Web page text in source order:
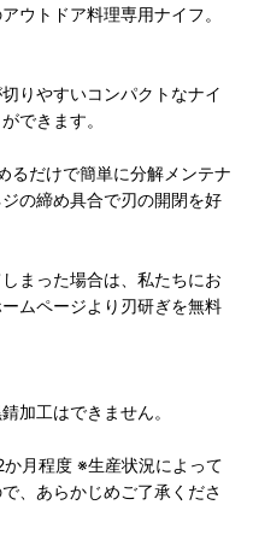
ウトドア料理専用ナイフ。
りやすいコンパクトなナイ
できます。
るだけで簡単に分解メンテナ
の締め具合で刃の開閉を好
まった場合は、私たちにお
ムページより刃研ぎを無料
加工はできません。
月程度 ※生産状況によって
、あらかじめご了承くださ